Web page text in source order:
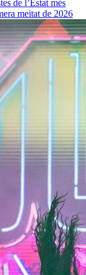
de l’Estat més
meitat de 2026